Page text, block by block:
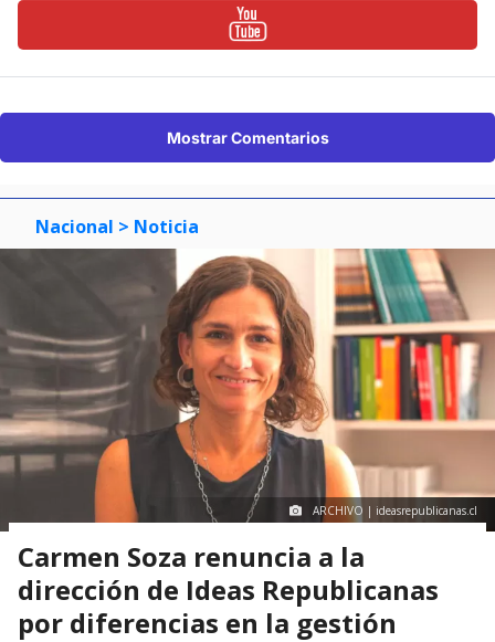
Mostrar Comentarios
Nacional > Noticia
ARCHIVO | ideasrepublicanas.cl
Carmen Soza renuncia a la
dirección de Ideas Republicanas
por diferencias en la gestión